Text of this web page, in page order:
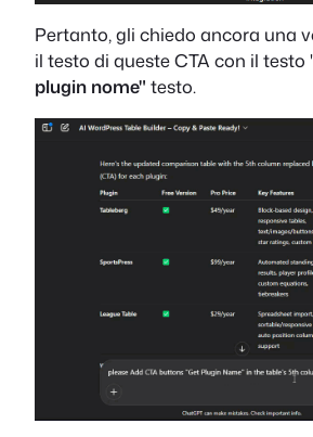
Pertanto, gli chiedo ancora una
il testo di queste CTA con il testo
plugin nome" testo.